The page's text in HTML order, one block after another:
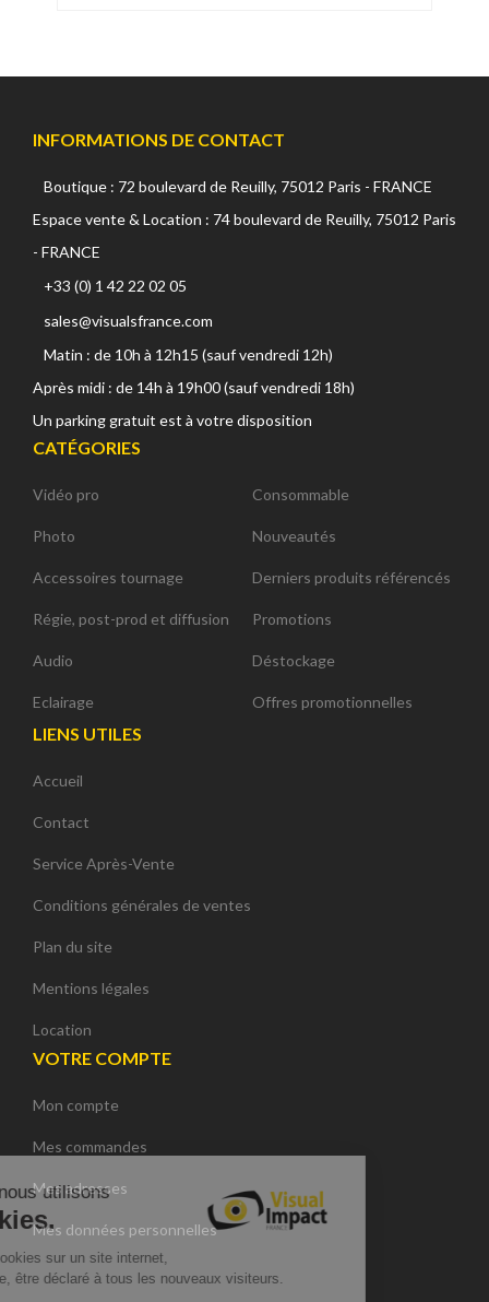
INFORMATIONS DE CONTACT
Boutique : 72 boulevard de Reuilly, 75012 Paris - FRANCE
Espace vente & Location : 74 boulevard de Reuilly, 75012 Paris
- FRANCE
+33 (0) 1 42 22 02 05
sales@visualsfrance.com
Matin : de 10h à 12h15 (sauf vendredi 12h)
Après midi : de 14h à 19h00 (sauf vendredi 18h)
Un parking gratuit est à votre disposition
CATÉGORIES
Vidéo pro
Photo
Accessoires tournage
Régie, post-prod et diffusion
Audio
Eclairage
Consommable
Nouveautés
Derniers produits référencés
Promotions
Déstockage
Offres promotionnelles
LIENS UTILES
Accueil
Contact
Service Après-Vente
Conditions générales de ventes
Plan du site
Mentions légales
Location
VOTRE COMPTE
Mon compte
Mes commandes
Mes adresses
Mes données personnelles
Sur ce site, nous utilisons
des cookies.
L'utilisation de cookies sur un site internet,
doit, au préalable, être déclaré à tous les nouveaux visiteurs.